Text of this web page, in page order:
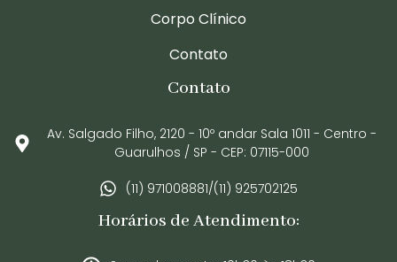
Corpo Clínico
Contato
Contato
Av. Salgado Filho, 2120 - 10º andar Sala 1011 - Centro -
Guarulhos / SP - CEP: 07115-000
(11) 971008881/(11) 925702125
Horários de Atendimento: